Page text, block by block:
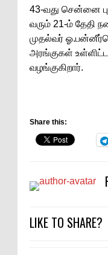
43-வது சென்னை
வரும் 21-ம் தேதி
முதல்வர்
அரங்குகள் உள்ளிட்ட
வழங்குகிறார்.
Share this:
LIKE TO SHARE?